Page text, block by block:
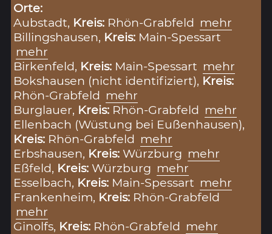
Orte:
Aubstadt, Kreis: Rhön-Grabfeld mehr
Billingshausen, Kreis: Main-Spessart
mehr
Birkenfeld, Kreis: Main-Spessart mehr
Bokshausen (nicht identifiziert), Kreis:
Rhön-Grabfeld mehr
Burglauer, Kreis: Rhön-Grabfeld mehr
Ellenbach (Wüstung bei Eußenhausen),
Kreis: Rhön-Grabfeld mehr
Erbshausen, Kreis:Würzburg mehr
Eßfeld, Kreis:Würzburg mehr
Esselbach, Kreis: Main-Spessart mehr
Frankenheim, Kreis: Rhön-Grabfeld
mehr
Ginolfs, Kreis: Rhön-Grabfeld mehr